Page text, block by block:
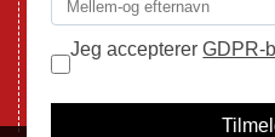
Hobby
Randger Van